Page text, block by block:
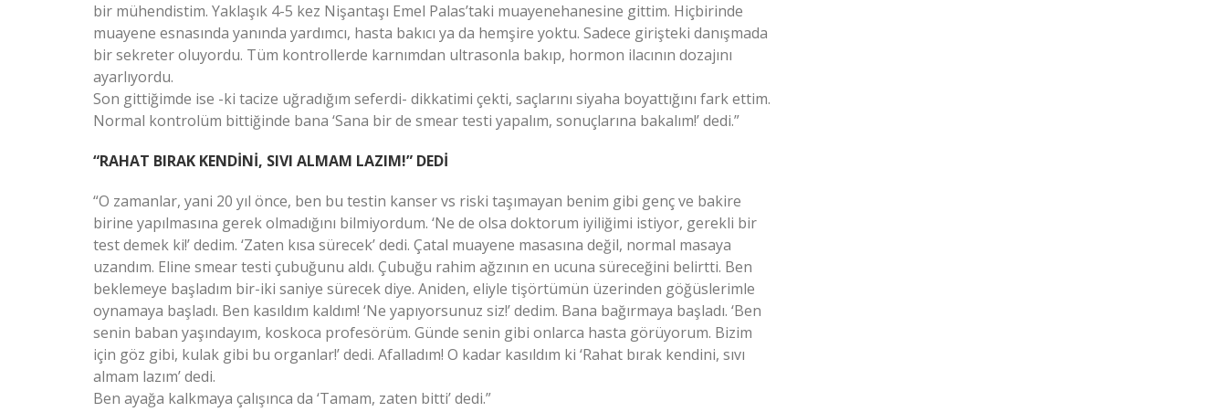
bir mühendistim. Yaklaşık 4-5 kez Nişantaşı Emel Palas’taki muayenehanesine gittim. Hiçbirinde
muayene esnasında yanında yardımcı, hasta bakıcı ya da hemşire yoktu. Sadece girişteki danışmada
bir sekreter oluyordu. Tüm kontrollerde karnımdan ultrasonla bakıp, hormon ilacının dozajını
ayarlıyordu.
Son gittiğimde ise -ki tacize uğradığım seferdi- dikkatimi çekti, saçlarını siyaha boyattığını fark ettim.
Normal kontrolüm bittiğinde bana ‘Sana bir de smear testi yapalım, sonuçlarına bakalım!’ dedi.”
“RAHAT BIRAK KENDİNİ, SIVI ALMAM LAZIM!” DEDİ
“O zamanlar, yani 20 yıl önce, ben bu testin kanser vs riski taşımayan benim gibi genç ve bakire
birine yapılmasına gerek olmadığını bilmiyordum. ‘Ne de olsa doktorum iyiliğimi istiyor, gerekli bir
test demek ki!’ dedim. ‘Zaten kısa sürecek’ dedi. Çatal muayene masasına değil, normal masaya
uzandım. Eline smear testi çubuğunu aldı. Çubuğu rahim ağzının en ucuna süreceğini belirtti. Ben
beklemeye başladım bir-iki saniye sürecek diye. Aniden, eliyle tişörtümün üzerinden göğüslerimle
oynamaya başladı. Ben kasıldım kaldım! ‘Ne yapıyorsunuz siz!’ dedim. Bana bağırmaya başladı. ‘Ben
senin baban yaşındayım, koskoca profesörüm. Günde senin gibi onlarca hasta görüyorum. Bizim
için göz gibi, kulak gibi bu organlar!’ dedi. Afalladım! O kadar kasıldım ki ‘Rahat bırak kendini, sıvı
almam lazım’ dedi.
Ben ayağa kalkmaya çalışınca da ‘Tamam, zaten bitti’ dedi.”